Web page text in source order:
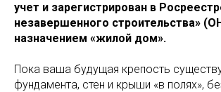
учет и зарегистрирован в
незавершенного строительства»
назначением «жилой дом».
Пока ваша будущая крепость
фундамента, стен и крыши «в полях»,